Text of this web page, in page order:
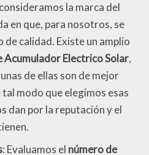
la marca del
en que, para nosotros, se
calidad. Existe un amplio
Acumulador Electrico Solar,
de ellas son de mejor
modo que elegimos esas
dan por la reputación y el
: Evaluamos el número de